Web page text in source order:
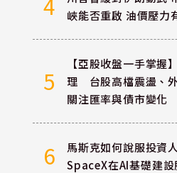
峽能否重啟 油價壓力
5
【亞股收盤一手掌握
理 台股高檔震盪、
關注匯率與債市變化
6
馬斯克如何說服投資
SpaceX在AI基礎建設